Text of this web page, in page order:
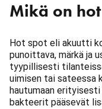
Mikä on
Hot spot eli akuutti
punoittava, märkä ja
tyypillisesti
uimisen tai sateessa
hautumaan
bakteerit pääsevät